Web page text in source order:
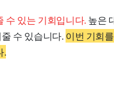
수 있는 기회입니다. 높은
수 있습니다. 이번 기회
.